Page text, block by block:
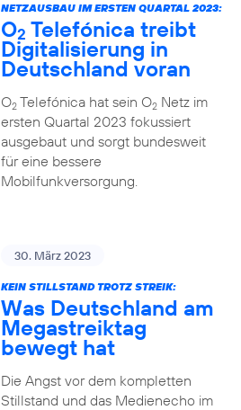
NETZAUSBAU IM ERSTEN QUARTAL 2023:
O2 Telefónica treibt
Digitalisierung in
Deutschland voran
O2Telefónica hat sein O2Netz im
ersten Quartal 2023 fokussiert
ausgebaut und sorgt bundesweit
für eine bessere
Mobilfunkversorgung.
30. März 2023
KEIN STILLSTAND TROTZ STREIK:
Was Deutschland am
Megastreiktag
bewegt hat
Die Angst vor dem kompletten
Stillstand und das Medienecho im